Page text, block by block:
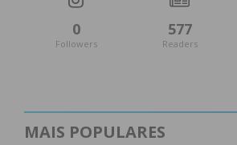
0
Followers
577
Readers
MAIS POPULARES